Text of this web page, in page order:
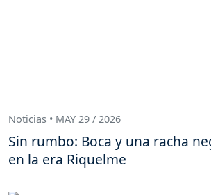
Noticias • MAY 29 / 2026
Sin rumbo: Boca y una racha
en la era Riquelme